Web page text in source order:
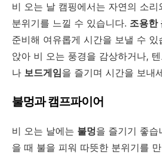
비 오는 날 캠핑에서는 자연의 소리
분위기를 느낄 수 있습니다. 조용한
준비해 여유롭게 시간을 보낼 수 있
앉아 비 오는 풍경을 감상하거나,
나 보드게임을 즐기며 시간을 보내
불멍과 캠프파이어
비 오는 날에는 불멍을 즐기기 좋습
을 때 불을 피워 따뜻한 분위기를